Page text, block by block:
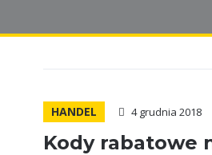
HANDEL 4 grudnia 2018
Kody rabatowe